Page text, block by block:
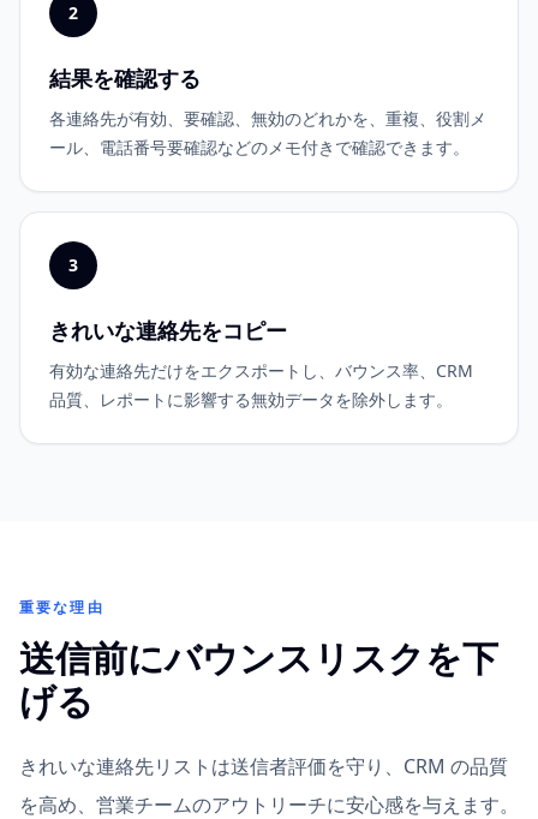
2
結果を確認する
各連絡先が有効、要確認、無効のどれかを、重複、役割メ
ール、電話番号要確認などのメモ付きで確認できます。
3
きれいな連絡先をコピー
有効な連絡先だけをエクスポートし、バウンス率、CRM
品質、レポートに影響する無効データを除外します。
重要な理由
送信前にバウンスリスクを下
げる
きれいな連絡先リストは送信者評価を守り、CRM の品質
を高め、営業チームのアウトリーチに安心感を与えます。